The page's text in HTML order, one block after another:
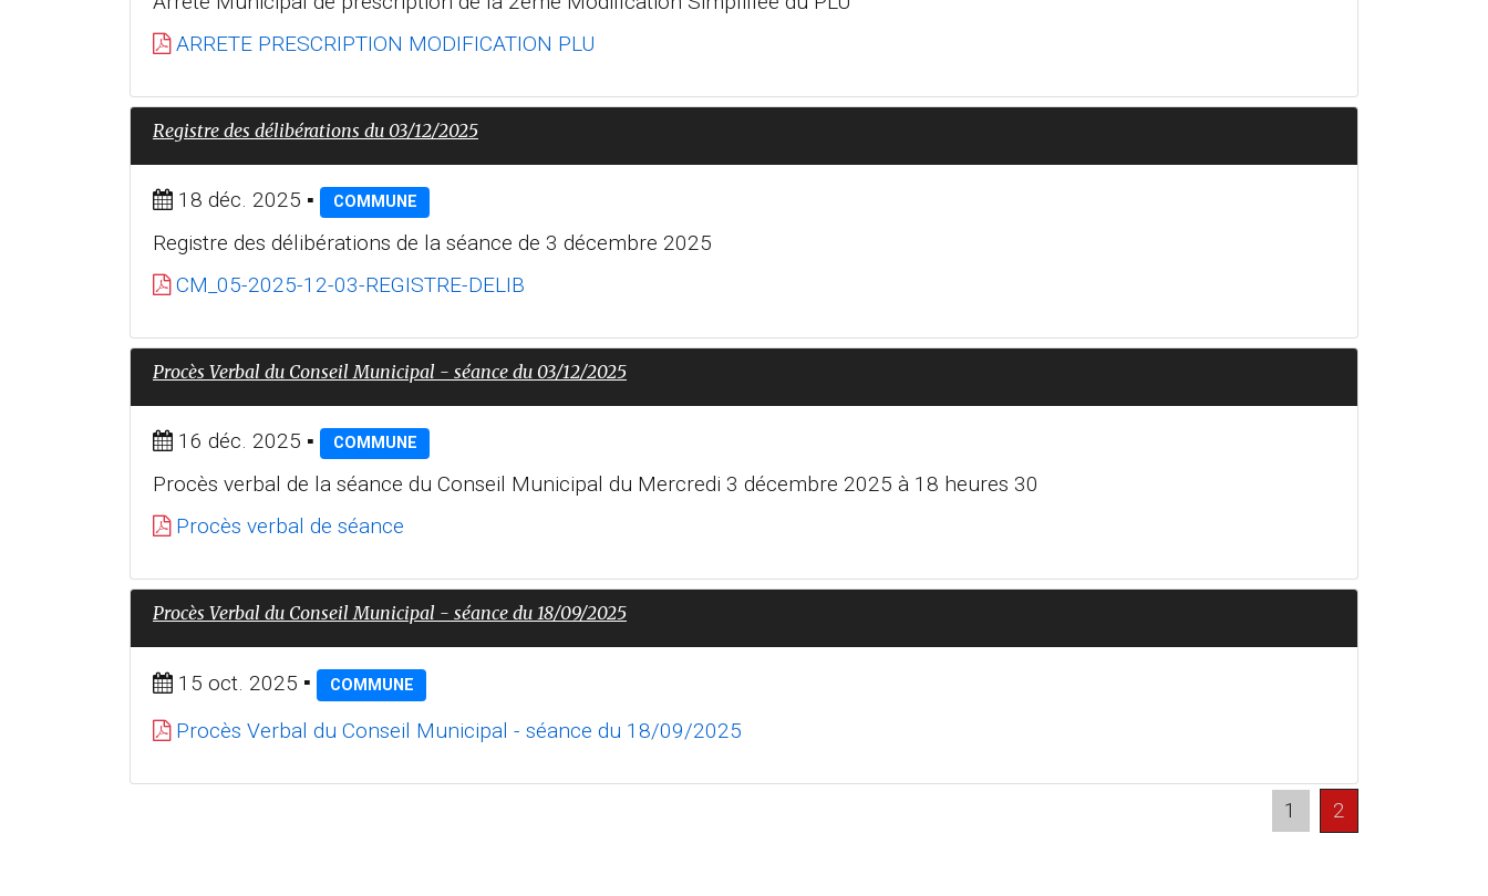
ARRETE PRESCRIPTION MODIFICATION PLU
Registre des délibérations du 03/12/2025
18 déc. 2025 ▪ COMMUNE
Registre des délibérations de la séance de 3 décembre 2025
CM_05-2025-12-03-REGISTRE-DELIB
Procès Verbal du Conseil Municipal - séance du 03/12/2025
16 déc. 2025 ▪ COMMUNE
Procès verbal de la séance du Conseil Municipal du Mercredi 3 décembre 2025 à 18 heures 30
Procès verbal de séance
Procès Verbal du Conseil Municipal - séance du 18/09/2025
15 oct. 2025 ▪ COMMUNE
Procès Verbal du Conseil Municipal - séance du 18/09/2025
1 2